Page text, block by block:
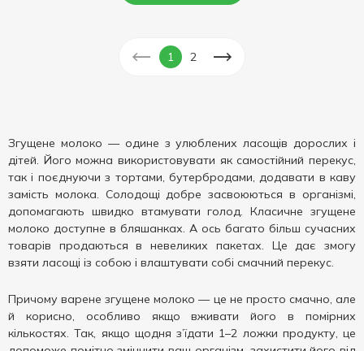
1 2
Згущене молоко — одине з улюблених ласощів дорослих і
дітей. Його можна використовувати як самостійний перекус,
так і поєднуючи з тортами, бутербродами, додавати в каву
замість молока. Солодощі добре засвоюються в організмі,
допомагають швидко втамувати голод. Класичне згущене
молоко доступне в бляшанках. А ось багато більш сучасних
товарів продаються в невеликих пакетах. Це дає змогу
взяти ласощі із собою і влаштувати собі смачний перекус.
Причому варене згущене молоко — це не просто смачно, але
й корисно, особливо якщо вживати його в помірних
кількостях. Так, якщо щодня з’їдати 1–2 ложки продукту, це